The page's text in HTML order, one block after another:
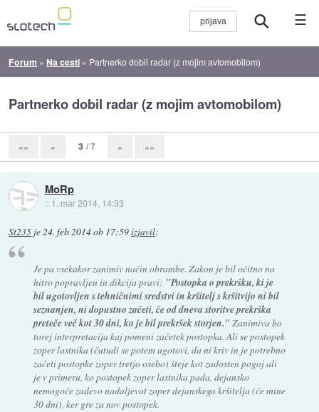
☰
Forum » Na cesti » Partnerko dobil radar (z mojim avtomobilom)
Partnerko dobil radar (z mojim avtomobilom)
«« « 3 / 7 » »»
MoRp
:: 1. mar 2014, 14:33
St235 je24. feb 2014 ob 17:59izjavil:
Je pa vsekakor zanimiv način obrambe. Zakon je bil očitno na
hitro popravljen in dikcija pravi: "Postopka o prekršku, ki je
bil ugotovljen s tehničnimi sredstvi in kršitelj s kršitvijo ni bil
seznanjen, ni dopustno začeti, če od dneva storitve prekrška
preteče več kot 30 dni, ko je bil prekršek storjen."Zanimiva bo
torej interpretacija kaj pomeni začetek postopka. Ali se postopek
zoper lastnika (čutudi se potem ugotovi, da ni kriv in je potrebno
začeti postopke zoper tretjo osebo) šteje kot zadosten pogoj ali
je v primeru, ko postopek zoper lastnika pada, dejansko
nemogoče zadevo nadaljevat zoper dejanskega kršitelja (če mine
30 dni), ker gre za nov postopek.